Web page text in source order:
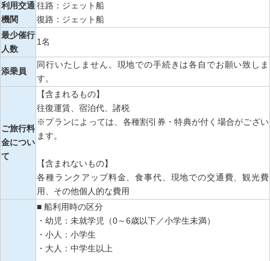
利用交通
機関
往路：ジェット船
復路：ジェット船
最少催行
人数
1名
添乗員
同行いたしません。現地での手続きは各自でお願い致しま
す。
ご旅行料
金につい
て
【含まれるもの】
往復運賃、宿泊代、諸税
※プランによっては、各種割引券・特典が付く場合がござい
ます。
【含まれないもの】
各種ランクアップ料金、食事代、現地での交通費、観光費
用、その他個人的な費用
■ 船利用時の区分
・幼児：未就学児（0～6歳以下／小学生未満）
・小人：小学生
・大人：中学生以上